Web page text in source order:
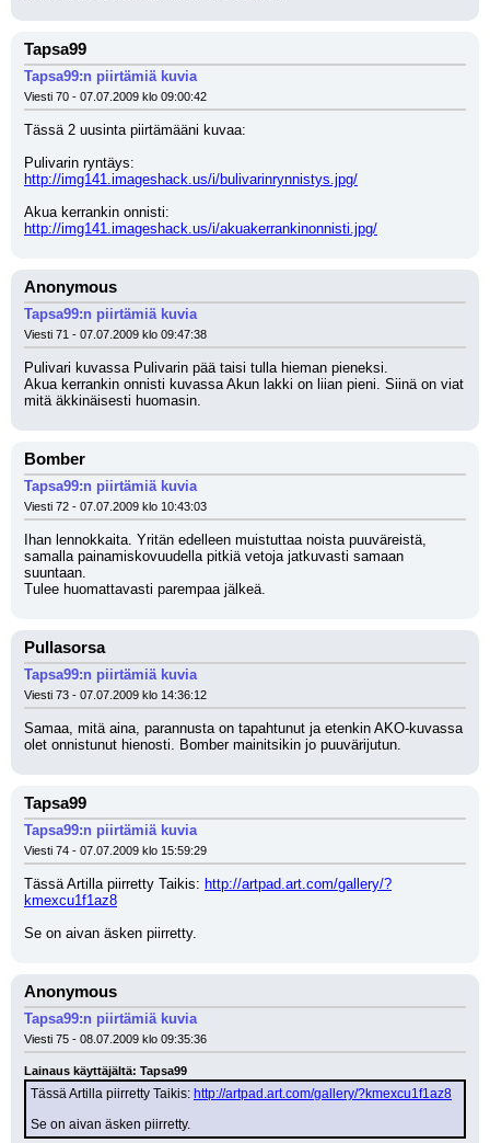
Tapsa99
Tapsa99:n piirtämiä kuvia
Viesti 70 - 07.07.2009 klo 09:00:42
Tässä 2 uusinta piirtämääni kuvaa:
http://img141.imageshack.us/i/bulivarinrynnistys.jpg/
http://img141.imageshack.us/i/akuakerrankinonnisti.jpg/
Anonymous
Tapsa99:n piirtämiä kuvia
Viesti 71 - 07.07.2009 klo 09:47:38
Pulivari kuvassa Pulivarin pää taisi tulla hieman pieneksi.
Akua kerrankin onnisti kuvassa Akun lakki on liian pieni. Siinä on viat
mitä äkkinäisesti huomasin.
Bomber
Tapsa99:n piirtämiä kuvia
Viesti 72 - 07.07.2009 klo 10:43:03
Ihan lennokkaita. Yritän edelleen muistuttaa noista puuväreistä,
samalla painamiskovuudella pitkiä vetoja jatkuvasti samaan
suuntaan.
Tulee huomattavasti parempaa jälkeä.
Pullasorsa
Tapsa99:n piirtämiä kuvia
Viesti 73 - 07.07.2009 klo 14:36:12
Samaa, mitä aina, parannusta on tapahtunut ja etenkin AKO-kuvassa
olet onnistunut hienosti. Bomber mainitsikin jo puuvärijutun.
Tapsa99
Tapsa99:n piirtämiä kuvia
Viesti 74 - 07.07.2009 klo 15:59:29
Tässä Artilla piirretty Taikis: http://artpad.art.com/gallery/?
kmexcu1f1az8
Se on aivan äsken piirretty.
Anonymous
Tapsa99:n piirtämiä kuvia
Viesti 75 - 08.07.2009 klo 09:35:36
Lainaus käyttäjältä: Tapsa99
Tässä Artilla piirretty Taikis: http://artpad.art.com/gallery/?kmexcu1f1az8
Se on aivan äsken piirretty.